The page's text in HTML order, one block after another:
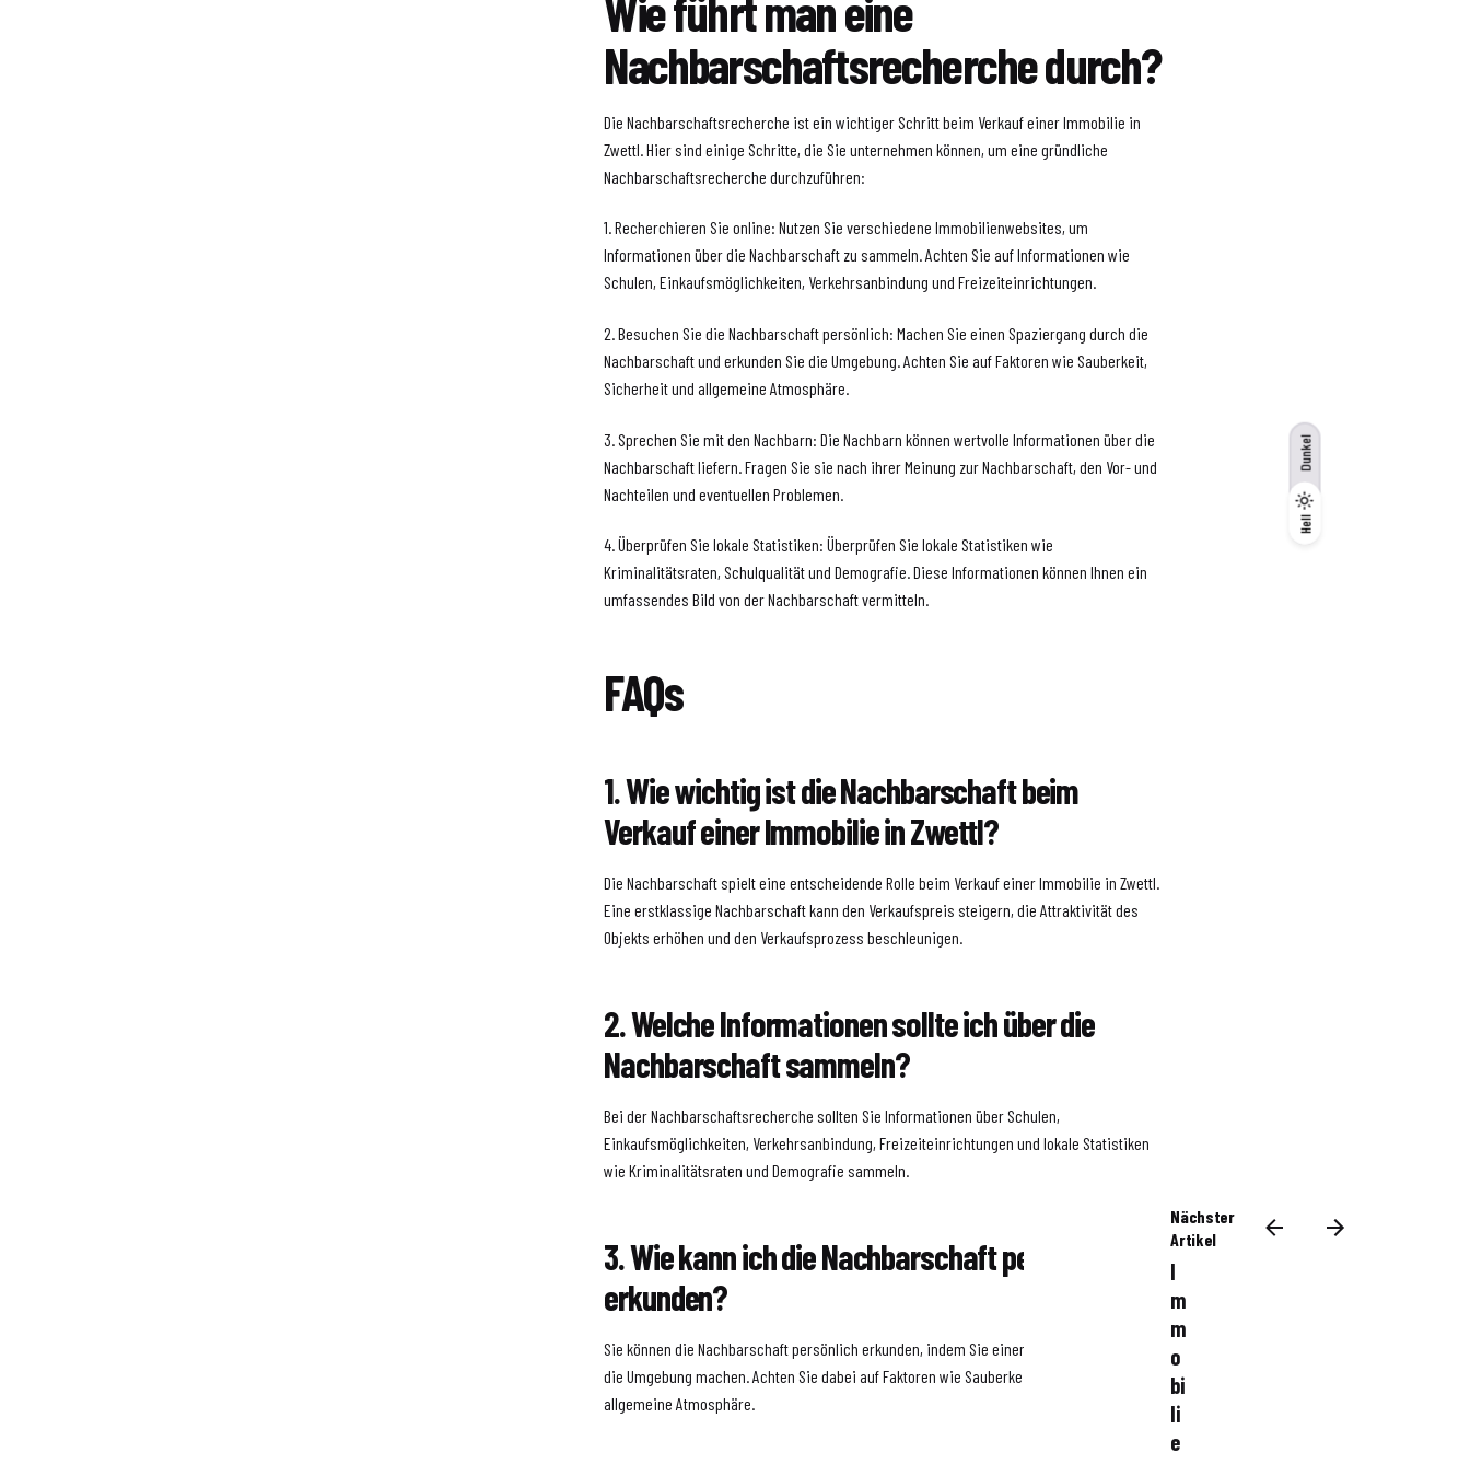
Hell
Dunkel
Hell
Dunkel
Nachbarschaftsrecherche durch?
Die Nachbarschaftsrecherche ist ein wichtiger Schritt beim Verkauf einer Immobilie in
Zwettl. Hier sind einige Schritte, die Sie unternehmen können, um eine gründliche
Nachbarschaftsrecherche durchzuführen:
1. Recherchieren Sie online: Nutzen Sie verschiedene Immobilienwebsites, um
Informationen über die Nachbarschaft zu sammeln. Achten Sie auf Informationen wie
Schulen, Einkaufsmöglichkeiten, Verkehrsanbindung und Freizeiteinrichtungen.
2. Besuchen Sie die Nachbarschaft persönlich: Machen Sie einen Spaziergang durch die
Nachbarschaft und erkunden Sie die Umgebung. Achten Sie auf Faktoren wie Sauberkeit,
Sicherheit und allgemeine Atmosphäre.
3. Sprechen Sie mit den Nachbarn: Die Nachbarn können wertvolle Informationen über die
Nachbarschaft liefern. Fragen Sie sie nach ihrer Meinung zur Nachbarschaft, den Vor- und
Nachteilen und eventuellen Problemen.
4. Überprüfen Sie lokale Statistiken: Überprüfen Sie lokale Statistiken wie
Kriminalitätsraten, Schulqualität und Demografie. Diese Informationen können Ihnen ein
umfassendes Bild von der Nachbarschaft vermitteln.
FAQs
1. Wie wichtig ist die Nachbarschaft beim
Verkauf einer Immobilie in Zwettl?
Die Nachbarschaft spielt eine entscheidende Rolle beim Verkauf einer Immobilie in Zwettl.
Eine erstklassige Nachbarschaft kann den Verkaufspreis steigern, die Attraktivität des
Objekts erhöhen und den Verkaufsprozess beschleunigen.
2. Welche Informationen sollte ich über die
Nachbarschaft sammeln?
Bei der Nachbarschaftsrecherche sollten Sie Informationen über Schulen,
Einkaufsmöglichkeiten, Verkehrsanbindung, Freizeiteinrichtungen und lokale Statistiken
wie Kriminalitätsraten und Demografie sammeln.
3. Wie kann ich die Nachbarschaft persönlich
erkunden?
Sie können die Nachbarschaft persönlich erkunden, indem Sie einen Spaziergang durch
die Umgebung machen. Achten Sie dabei auf Faktoren wie Sauberkeit, Sicherheit und
allgemeine Atmosphäre.
Nächster
Artikel
I
m
m
o
bi
li
e